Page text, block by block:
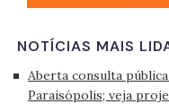
NOTÍCIAS MAIS
Aberta consulta
Paraisópolis; veja